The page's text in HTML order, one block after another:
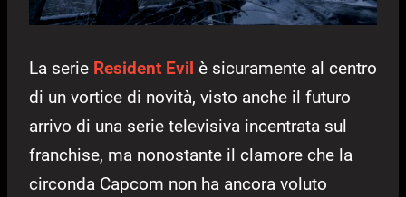
La serie Resident Evil è sicuramente al centro
di un vortice di novità, visto anche il futuro
arrivo di una serie televisiva incentrata sul
franchise, ma nonostante il clamore che la
circonda Capcom non ha ancora voluto